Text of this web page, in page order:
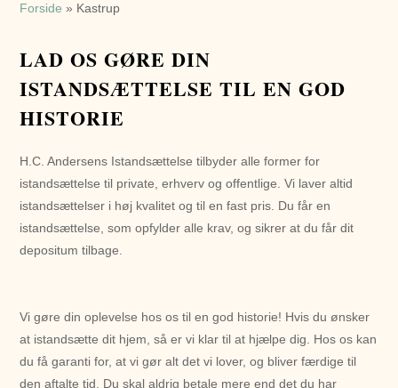
Forside » Kastrup
LAD OS GØRE DIN
ISTANDSÆTTELSE TIL EN GOD
HISTORIE
H.C. Andersens Istandsættelse tilbyder alle former for
istandsættelse til private, erhverv og offentlige. Vi laver altid
istandsættelser i høj kvalitet og til en fast pris. Du får en
istandsættelse, som opfylder alle krav, og sikrer at du får dit
depositum tilbage.
Vi gøre din oplevelse hos os til en god historie! Hvis du ønsker
at istandsætte dit hjem, så er vi klar til at hjælpe dig. Hos os kan
du få garanti for, at vi gør alt det vi lover, og bliver færdige til
den aftalte tid. Du skal aldrig betale mere end det du har